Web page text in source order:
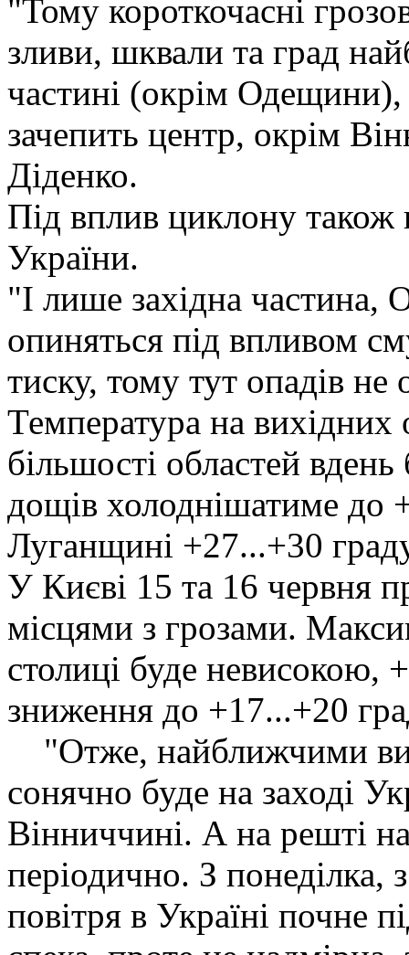
"Тому короткочасні
зливи, шквали та град
частині (окрім Одещини),
зачепить центр, окрім
Діденко.
Під вплив циклону також
України.
"І лише західна
опиняться під впливом
тиску, тому тут опадів
Температура на
більшості областей
дощів холоднішатиме до
Луганщині +27...+30
У Києві 15 та 16 червня
місцями з грозами.
столиці буде невисокою,
зниження до +17...+20
"Отже, найближчими
сонячно буде на заході
Вінниччині. А на решті
періодично. З понеділка,
повітря в Україні почне